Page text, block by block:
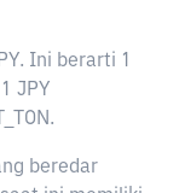
. Ini berarti 1
JPY
beredar